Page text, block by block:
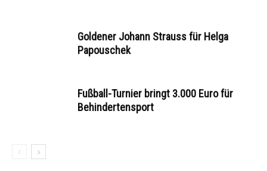
Goldener Johann Strauss für Helga
Papouschek
Fußball-Turnier bringt 3.000 Euro für
Behindertensport